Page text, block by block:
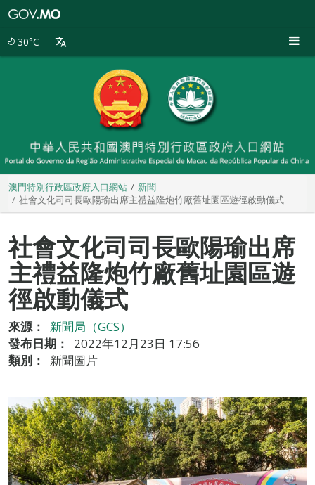
30°C
澳門特別行政區政府入口網站
新聞
社會文化司司長歐陽瑜出席主禮益隆炮竹廠舊址園區遊徑啟動儀式
社會文化司司長歐陽瑜出席
主禮益隆炮竹廠舊址園區遊
徑啟動儀式
來源：
新聞局（GCS）
發布日期：
2022年12月23日 17:56
類別：
新聞圖片